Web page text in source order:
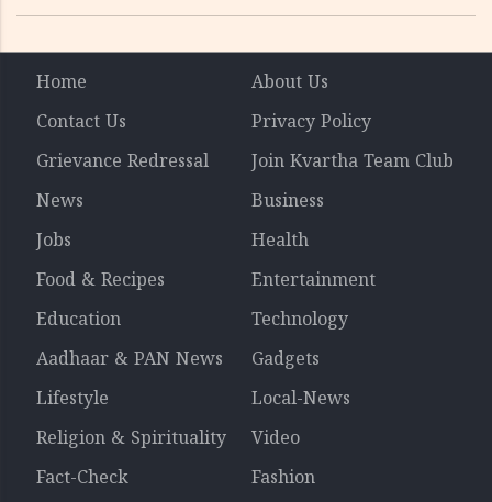
Home
About Us
Contact Us
Privacy Policy
Grievance Redressal
Join Kvartha Team Club
News
Business
Jobs
Health
Food & Recipes
Entertainment
Education
Technology
Aadhaar & PAN News
Gadgets
Lifestyle
Local-News
Religion & Spirituality
Video
Fact-Check
Fashion